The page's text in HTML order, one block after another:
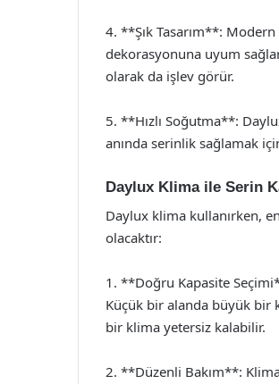
4. **Şık Tasarım**:
dekorasyonuna uyum
olarak da işlev görür.
5. **Hızlı Soğutma**:
anında serinlik sağlamak
Daylux Klima ile Serin
Daylux klima kullanırken,
olacaktır:
1. **Doğru Kapasite
Küçük bir alanda büyük bir
bir klima yetersiz kalabilir.
2. **Düzenli Bakım**: